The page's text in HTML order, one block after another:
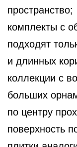
пространство;
комплекты с
подходят
и длинных
коллекции с
больших
по центру
поверхность